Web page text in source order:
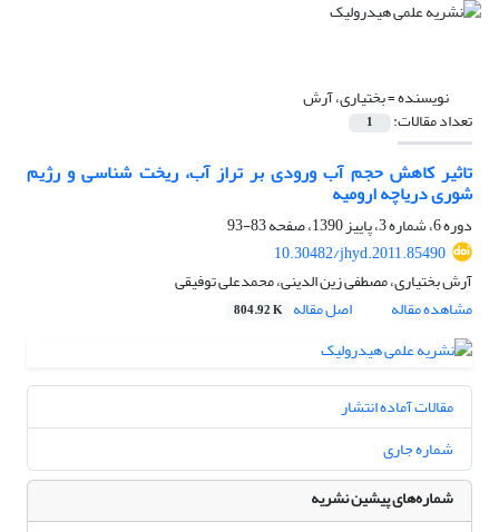
نویسنده =بختیاری، آرش
تعداد مقالات: 1
تاثیر کاهش حجم آب ورودی بر تراز آب، ریخت شناسی و رژیم
شوری دریاچه ارومیه
دوره 6، شماره 3، پاییز 1390، صفحه
83-93
10.30482/jhyd.2011.85490
آرش بختیاری، مصطفی زین الدینی، محمدعلی توفیقی
مشاهده مقاله
اصل مقاله 804.92 K
مقالات آماده انتشار
شماره جاری
شماره‌های پیشین نشریه